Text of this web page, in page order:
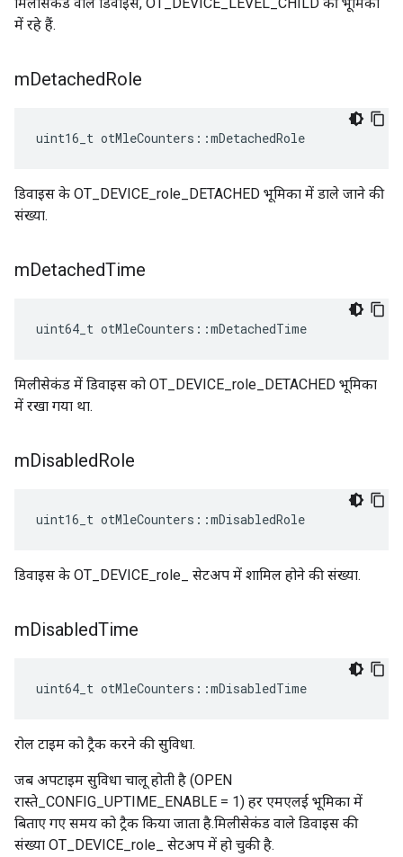
में रहे हैं.
mDetachedRole
uint16_t otMleCounters ::mDetachedRole
डिवाइस के OT_DEVICE_role_DETACHED भूमिका में डाले जाने की
संख्या.
mDetachedTime
uint64_t otMleCounters ::mDetachedTime
मिलीसेकंड में डिवाइस को OT_DEVICE_role_DETACHED भूमिका
में रखा गया था.
mDisabledRole
uint16_t otMleCounters ::mDisabledRole
डिवाइस के OT_DEVICE_role_ सेटअप में शामिल होने की संख्या.
mDisabledTime
uint64_t otMleCounters ::mDisabledTime
रोल टाइम को ट्रैक करने की सुविधा.
जब अपटाइम सुविधा चालू होती है (OPEN
रास्ते_CONFIG_UPTIME_ENABLE = 1) हर एमएलई भूमिका में
बिताए गए समय को ट्रैक किया जाता है.मिलीसेकंड वाले डिवाइस की
संख्या OT_DEVICE_role_ सेटअप में हो चुकी है.